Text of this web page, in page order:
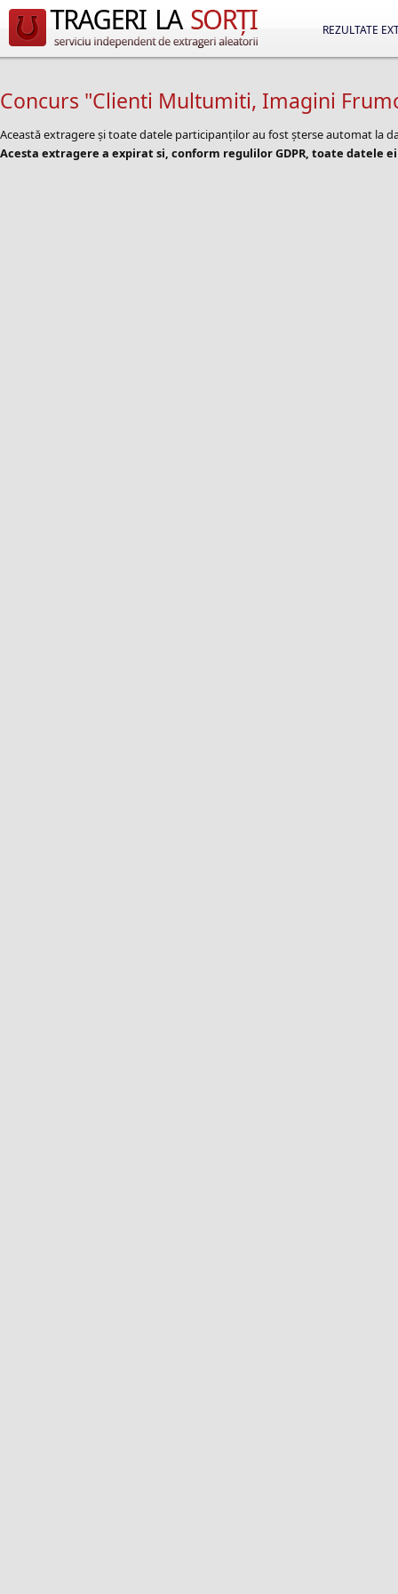
REZULTATE
Concurs "Clienti Multumiti, Imagini
Această extragere și toate datele participanților au fost șterse automat la
Acesta extragere a expirat si, conform regulilor GDPR, toate datele